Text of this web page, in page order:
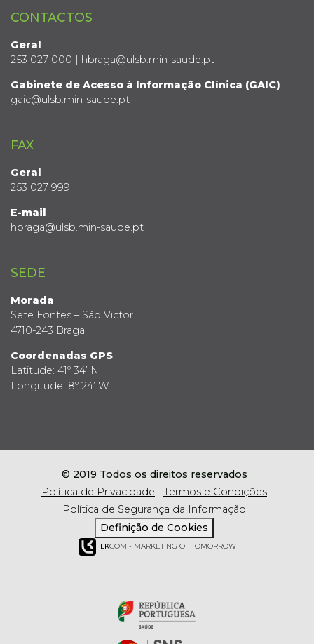
CONTACTOS
Geral
253 027 000 | hbraga@ulsb.min-saude.pt
Gabinete de Acesso à Informação Clínica (GAIC)
gaic@ulsb.min-saude.pt
FAX
Geral
253 027 999
E-mail
hbraga@ulsb.min-saude.pt
SEDE
Morada
Sete Fontes – São Victor
4710-243 Braga
Coordenadas GPS
Latitude: 41º 34’ N
Longitude: 8º 24’ W
© 2019 Todos os direitos reservados
Política de Privacidade
Termos e Condições
Política de Segurança da Informação
Definição de Cookies
LKCOM - MARKETING OF TOMORROW